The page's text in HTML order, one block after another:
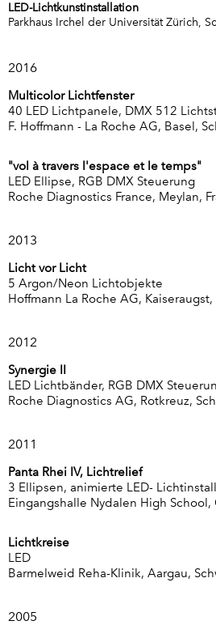
LED-Lichtkunstinstallation
Parkhaus Irchel der Universität Zürich,
2016
Multicolor Lichtfenster
40 LED Lichtpanele, DMX 512
F. Hoffmann - La Roche AG, Basel,
"vol à travers l'espace et le temps"
LED Ellipse, RGB DMX Steuerung
Roche Diagnostics France, Meylan,
2013
Licht vor Licht
5 Argon/Neon Lichtobjekte
Hoffmann La Roche AG, Kaiseraugst,
2012
Synergie II
LED Lichtbänder, RGB DMX
Roche Diagnostics AG, Rotkreuz,
2011
Panta Rhei IV, Lichtrelief
3 Ellipsen, animierte LED-
Eingangshalle Nydalen High School,
Lichtkreise
LED
Barmelweid Reha-Klinik, Aargau,
2005